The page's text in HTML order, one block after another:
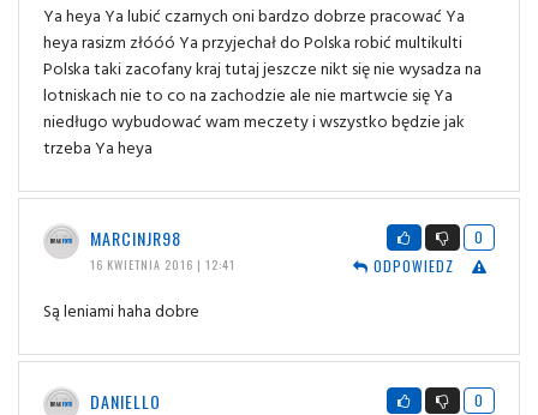
Ya heya Ya lubić czarnych oni bardzo dobrze pracować Ya
heya rasizm złóóó Ya przyjechał do Polska robić multikulti
Polska taki zacofany kraj tutaj jeszcze nikt się nie wysadza na
lotniskach nie to co na zachodzie ale nie martwcie się Ya
niedługo wybudować wam meczety i wszystko będzie jak
trzeba Ya heya
MARCINJR98
16 KWIETNIA 2016 | 12:41
0
ODPOWIEDZ
Są leniami haha dobre
DANIELLO
0